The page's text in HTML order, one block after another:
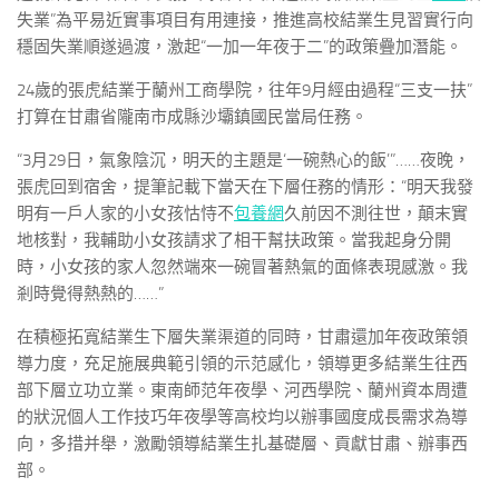
失業”為平易近實事項目有用連接，推進高校結業生見習實行向
穩固失業順遂過渡，激起“一加一年夜于二”的政策疊加潛能。
24歲的張虎結業于蘭州工商學院，往年9月經由過程“三支一扶”
打算在甘肅省隴南市成縣沙壩鎮國民當局任務。
“3月29日，氣象陰沉，明天的主題是‘一碗熱心的飯’”……夜晚，
張虎回到宿舍，提筆記載下當天在下層任務的情形：“明天我發
明有一戶人家的小女孩怙恃不包養網久前因不測往世，顛末實
地核對，我輔助小女孩請求了相干幫扶政策。當我起身分開
時，小女孩的家人忽然端來一碗冒著熱氣的面條表現感激。我
剎時覺得熱熱的……”
在積極拓寬結業生下層失業渠道的同時，甘肅還加年夜政策領
導力度，充足施展典範引領的示范感化，領導更多結業生往西
部下層立功立業。東南師范年夜學、河西學院、蘭州資本周遭
的狀況個人工作技巧年夜學等高校均以辦事國度成長需求為導
向，多措并舉，激勵領導結業生扎基礎層、貢獻甘肅、辦事西
部。